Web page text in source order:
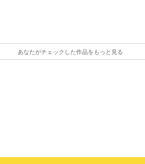
あなたがチェックした作品をもっと見る